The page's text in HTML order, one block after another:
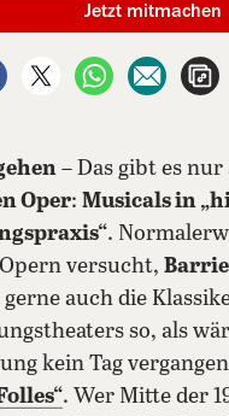
auf Facebook teilen
auf X teilen
per per E-
Jetzt mitmachen
– Das gibt es nur
Oper: Musicals in
.
versucht,
auch die
so, als
kein Tag
. Wer Mitte der